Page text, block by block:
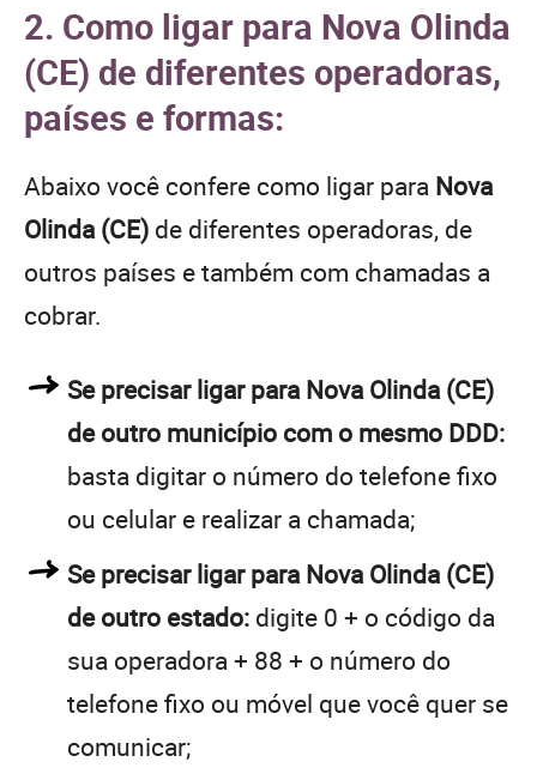
2. Como ligar para Nova Olinda
(CE) de diferentes operadoras,
países e formas:
Abaixo você confere como ligar para Nova
Olinda (CE) de diferentes operadoras, de
outros países e também com chamadas a
cobrar.
Se precisar ligar para Nova Olinda (CE)
de outro município com o mesmo DDD:
basta digitar o número do telefone fixo
ou celular e realizar a chamada;
Se precisar ligar para Nova Olinda (CE)
de outro estado: digite 0 + o código da
sua operadora + 88 + o número do
telefone fixo ou móvel que você quer se
comunicar;